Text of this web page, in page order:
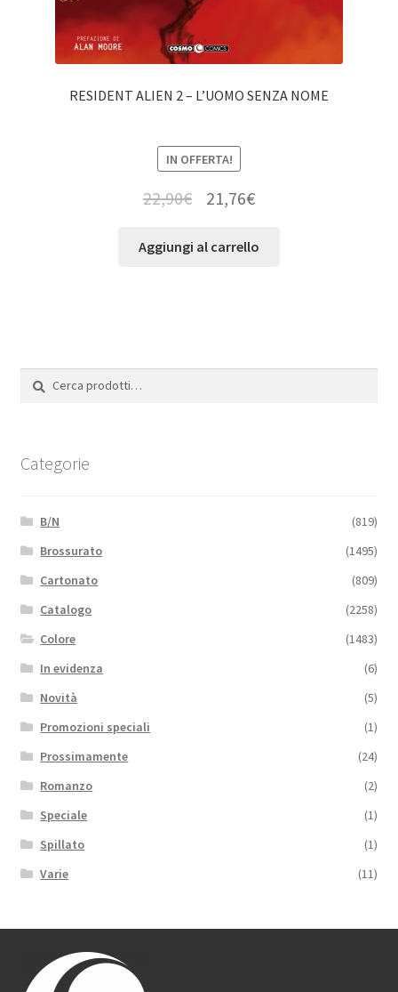
RESIDENT ALIEN 2 – L’UOMO SENZA NOME
IN OFFERTA!
22,90€ 21,76€
Aggiungi al carrello
Cerca:
Cerca
Categorie
B/N
(819)
Brossurato
(1495)
Cartonato
(809)
Catalogo
(2258)
Colore
(1483)
In evidenza
(6)
Novità
(5)
Promozioni speciali
(1)
Prossimamente
(24)
Romanzo
(2)
Speciale
(1)
Spillato
(1)
Varie
(11)